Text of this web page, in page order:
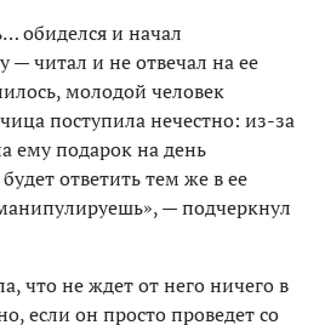
обиделся и начал
— читал и не отвечал на ее
молодой человек
поступила нечестно: из-за
ему подарок на день
ответить тем же в ее
— подчеркнул
что не ждет от него ничего в
если он просто проведет со